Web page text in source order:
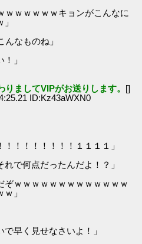
ｗｗｗｗｗｗキョンがこんなに
なものね」
」
りましてVIPがお送りします。 []
ID:Kz43aWXN0
！！！！！！！１１１１」
で何点だったんだよ！？」
ぞｗｗｗｗｗｗｗｗｗｗｗｗｗ
」
早く見せなさいよ！」